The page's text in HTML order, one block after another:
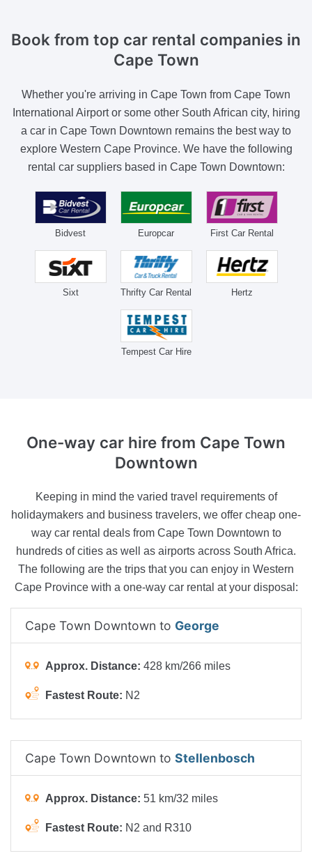
Book from top car rental companies in
Cape Town
Whether you're arriving in Cape Town from Cape Town
International Airport or some other South African city, hiring
a car in Cape Town Downtown remains the best way to
explore Western Cape Province. We have the following
rental car suppliers based in Cape Town Downtown:
Bidvest Europcar First Car Rental
Sixt Thrifty Car Rental Hertz
Tempest Car Hire
One-way car hire from Cape Town
Downtown
Keeping in mind the varied travel requirements of
holidaymakers and business travelers, we offer cheap one-
way car rental deals from Cape Town Downtown to
hundreds of cities as well as airports across South Africa.
The following are the trips that you can enjoy in Western
Cape Province with a one-way car rental at your disposal:
Cape Town Downtown to George
Approx. Distance: 428 km/266 miles
Fastest Route: N2
Cape Town Downtown to Stellenbosch
Approx. Distance: 51 km/32 miles
Fastest Route: N2 and R310